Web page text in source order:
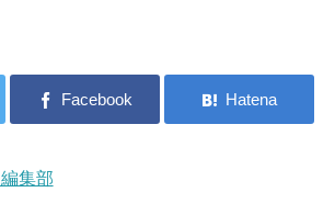
集部